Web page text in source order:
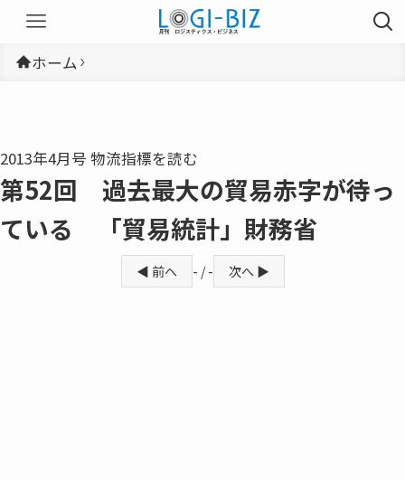
ホーム
2013年4月号 物流指標を読む
第52回 過去最大の貿易赤字が待っ
ている 「貿易統計」財務省
◀ 前へ - / - 次へ ▶